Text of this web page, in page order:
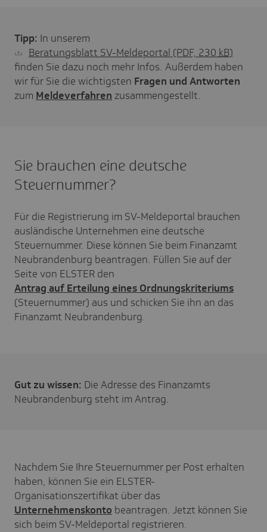
Tipp: In unserem
Beratungsblatt SV-Meldeportal (PDF, 230kB)
finden Sie dazu noch mehr Infos. Außerdem haben
wir für Sie die wichtigsten Fragen und Antworten
zum Meldeverfahren zusammengestellt.
Sie brauchen eine deutsche
Steuernummer?
Für die Registrierung im SV-Meldeportal brauchen
ausländische Unternehmen eine deutsche
Steuernummer. Diese können Sie beim Finanzamt
Neubrandenburg beantragen. Füllen Sie auf der
Seite von ELSTER den
Antrag auf Erteilung eines Ordnungskriteriums
(Steuernummer) aus und schicken Sie ihn an das
Finanzamt Neubrandenburg.
Gut zu wissen: Die Adresse des Finanzamts
Neubrandenburg steht im Antrag.
Nachdem Sie Ihre Steuernummer per Post erhalten
haben, können Sie ein ELSTER-
Organisationszertifikat über das
Unternehmenskonto beantragen. Jetzt können Sie
sich beim SV-Meldeportal registrieren.